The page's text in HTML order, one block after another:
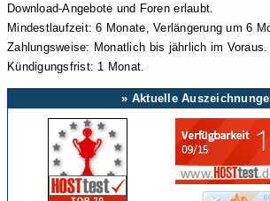
Download-Angebote und Foren erlaubt.
Mindestlaufzeit: 6 Monate, Verlängerung um 6
Zahlungsweise: Monatlich bis jährlich im Voraus.
Kündigungsfrist: 1 Monat.
» Aktuelle